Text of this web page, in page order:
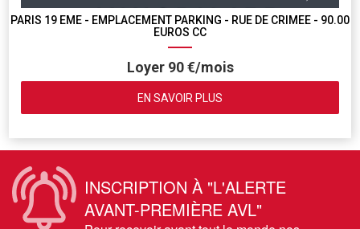
PARIS 19 EME - EMPLACEMENT PARKING - RUE DE CRIMEE - 90.00
EUROS CC
Loyer 90 €/mois
EN SAVOIR PLUS
INSCRIPTION À "L'ALERTE
AVANT-PREMIÈRE AVL"